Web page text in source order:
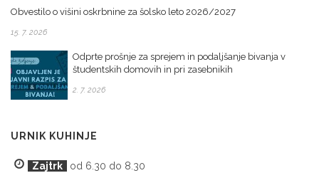
Obvestilo o višini oskrbnine za šolsko leto 2026/2027
15. 7. 2026
Odprte prošnje za sprejem in podaljšanje bivanja v
študentskih domovih in pri zasebnikih
2. 7. 2026
URNIK KUHINJE
Zajtrk
od 6.30 do 8.30